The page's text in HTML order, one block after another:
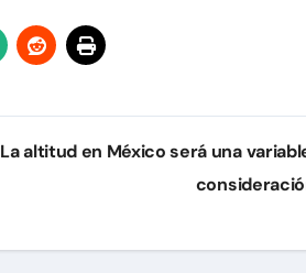
La altitud en México será una